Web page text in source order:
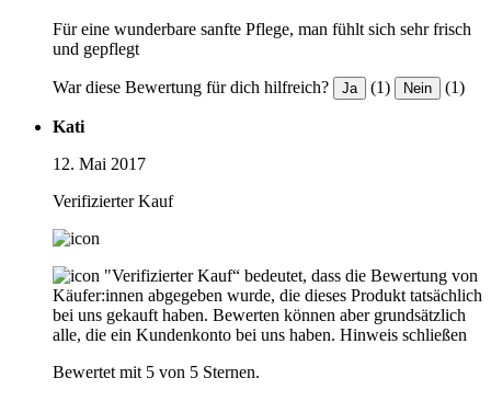
Für eine wunderbare sanfte Pflege, man fühlt sich sehr frisch
und gepflegt
War diese Bewertung für dich hilfreich? Ja (1) Nein (1)
Kati
12. Mai 2017
Verifizierter Kauf
"Verifizierter Kauf“ bedeutet, dass die Bewertung von
Käufer:innen abgegeben wurde, die dieses Produkt tatsächlich
bei uns gekauft haben. Bewerten können aber grundsätzlich
alle, die ein Kundenkonto bei uns haben. Hinweis schließen
Bewertet mit 5 von 5 Sternen.